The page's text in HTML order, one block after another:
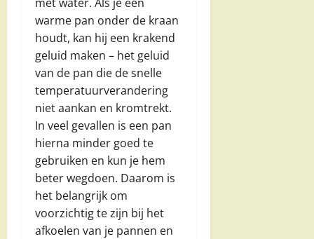
warme pan onder de kraan
houdt, kan hij een krakend
geluid maken – het geluid
van de pan die de snelle
temperatuurverandering
niet aankan en kromtrekt.
In veel gevallen is een pan
hierna minder goed te
gebruiken en kun je hem
beter wegdoen. Daarom is
het belangrijk om
voorzichtig te zijn bij het
afkoelen van je pannen en